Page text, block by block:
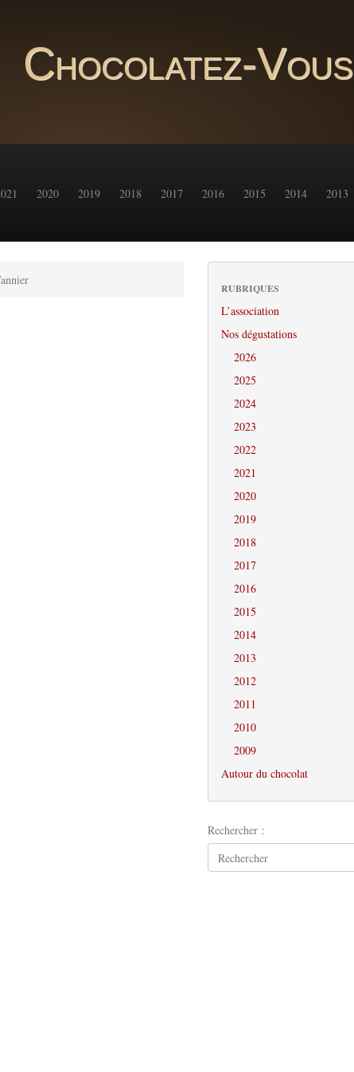
Chocolatez-Vous
2020 2019 2018 2017 2016 2015 2014 2013
RUBRIQUES
L’association
Nos dégustations
2026
2025
2024
2023
2022
2021
2020
2019
2018
2017
2016
2015
2014
2013
2012
2011
2010
2009
Autour du chocolat
Rechercher :